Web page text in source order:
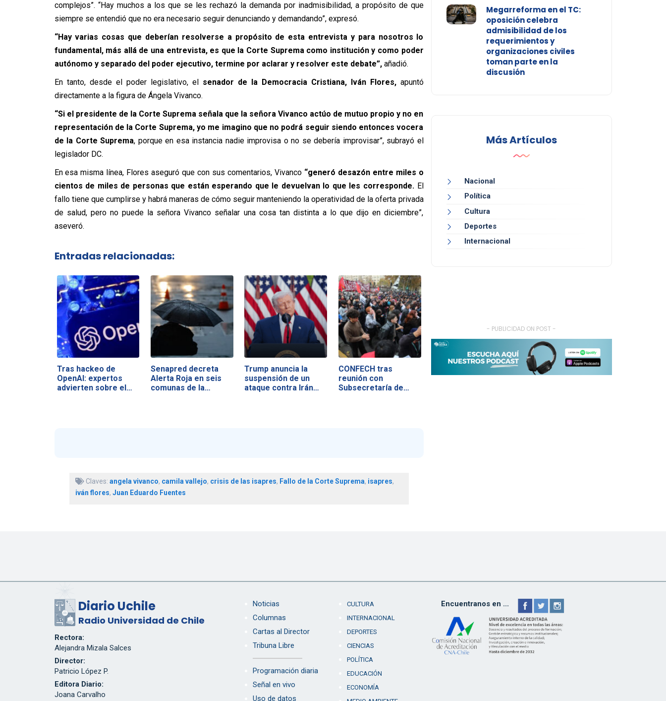
complejos”. “Hay muchos a los que se les rechazó la demanda por inadmisibilidad, a propósito de que
siempre se entendió que no era necesario seguir denunciando y demandando”, expresó.
“Hay varias cosas que deberían resolverse a propósito de esta entrevista y para nosotros lo
fundamental, más allá de una entrevista, es que la Corte Suprema como institución y como poder
autónomo y separado del poder ejecutivo, termine por aclarar y resolver este debate”,añadió.
En tanto, desde el poder legislativo, elsenador de la Democracia Cristiana, Iván Flores,apuntó
directamente a la figura de Ángela Vivanco.
“Si el presidente de la Corte Suprema señala que la señora Vivanco actúo de mutuo propio y no en
representación de la Corte Suprema, yo me imagino que no podrá seguir siendo entonces vocera
de la Corte Suprema, porque en esa instancia nadie improvisa o no se debería improvisar”, subrayó el
legislador DC.
En esa misma línea, Flores aseguró que con sus comentarios, Vivanco “generó desazón entre miles o
cientos de miles de personas que están esperando que le devuelvan lo que les corresponde.El
fallo tiene que cumplirse y habrá maneras de cómo seguir manteniendo la operatividad de la oferta privada
de salud, pero no puede la señora Vivanco señalar una cosa tan distinta a lo que dijo en diciembre”,
aseveró.
Entradas relacionadas:
Tras hackeo de
OpenAI: expertos
advierten sobre el…
Senapred decreta
Alerta Roja en seis
comunas de la…
Trump anuncia la
suspensión de un
ataque contra Irán…
CONFECH tras
reunión con
Subsecretaría de
Claves: angela vivanco, camila vallejo, crisis de las isapres, Fallo de la Corte Suprema, isapres,
iván flores, Juan Eduardo Fuentes
Megarreforma en el TC:
oposición celebra
admisibilidad de los
requerimientos y
organizaciones civiles
toman parte en la
discusión
Más Artículos
Nacional
Política
Cultura
Deportes
Internacional
- PUBLICIDAD ON POST -
Diario Uchile
Radio Universidad de Chile
Rectora:
Alejandra Mizala Salces
Director:
Patricio López P.
Editora Diario:
Joana Carvalho
Noticias
Columnas
Cartas al Director
Tribuna Libre
Programación diaria
Señal en vivo
Uso de datos
CULTURA
INTERNACIONAL
DEPORTES
CIENCIAS
POLÍTICA
EDUCACIÓN
ECONOMÍA
Encuentranos en ...